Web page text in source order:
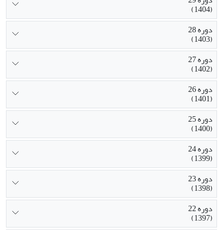
(1404)
دوره 28
(1403)
دوره 27
(1402)
دوره 26
(1401)
دوره 25
(1400)
دوره 24
(1399)
دوره 23
(1398)
دوره 22
(1397)